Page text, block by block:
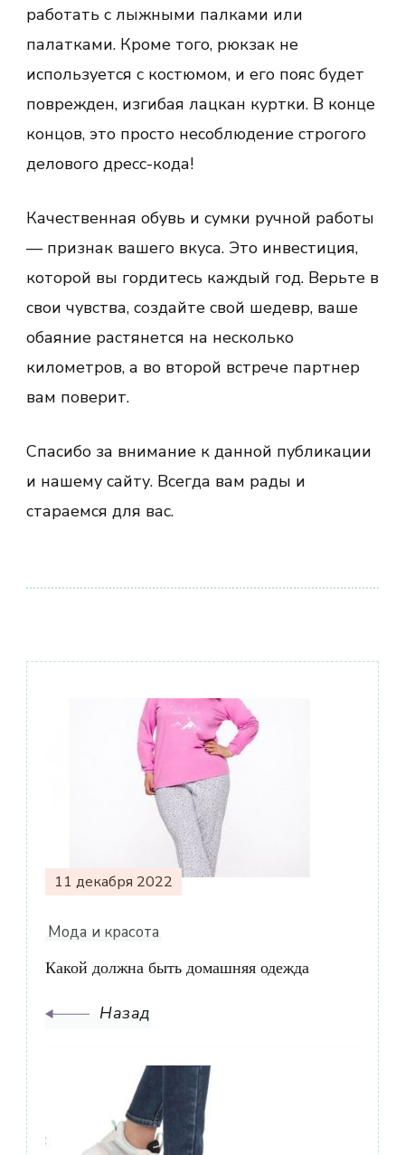
работать с лыжными палками или
палатками. Кроме того, рюкзак не
используется с костюмом, и его пояс будет
поврежден, изгибая лацкан куртки. В конце
концов, это просто несоблюдение строгого
делового дресс-кода!
Качественная обувь и сумки ручной работы
— признак вашего вкуса. Это инвестиция,
которой вы гордитесь каждый год. Верьте в
свои чувства, создайте свой шедевр, ваше
обаяние растянется на несколько
километров, а во второй встрече партнер
вам поверит.
Спасибо за внимание к данной публикации
и нашему сайту. Всегда вам рады и
стараемся для вас.
Навигация
записям
11 декабря 2022
Мода и красота
Какой должна быть домашняя одежда
Назад